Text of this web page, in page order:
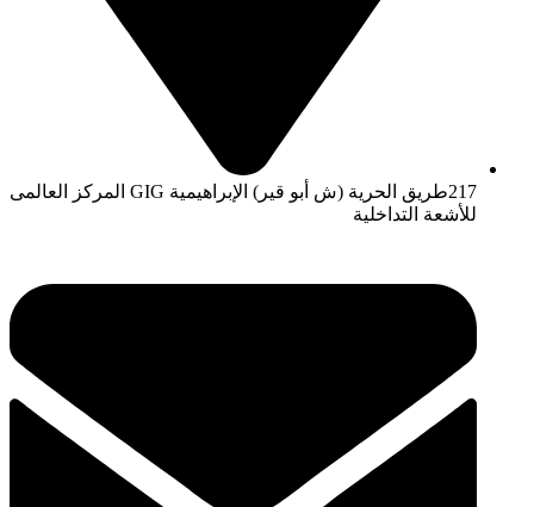
217طريق الحرية (ش أبو قير) الإبراهيمية GIG المركز العالمى
للأشعة التداخلية